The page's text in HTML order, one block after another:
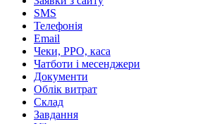
SMS
Телефонія
Email
Чеки, РРО, каса
Чатботи і месенджери
Документи
Облік витрат
Склад
Завдання